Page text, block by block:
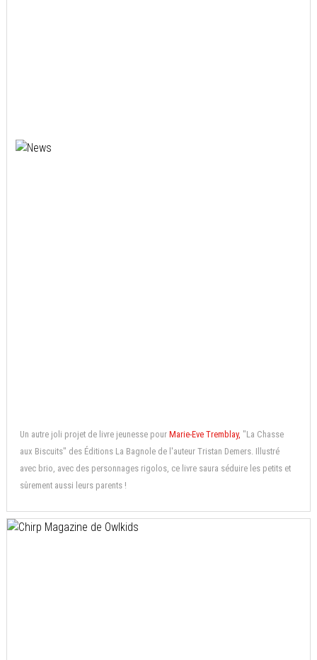
Un autre joli projet de livre jeunesse pour Marie-Eve Tremblay, "La Chasse
aux Biscuits" des Éditions La Bagnole de l'auteur Tristan Demers. Illustré
avec brio, avec des personnages rigolos, ce livre saura séduire les petits et
sûrement aussi leurs parents !